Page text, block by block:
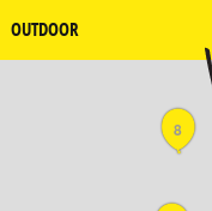
OUTDOOR
8